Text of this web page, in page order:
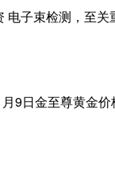
电子束检测，至关
9日金至尊黄金价